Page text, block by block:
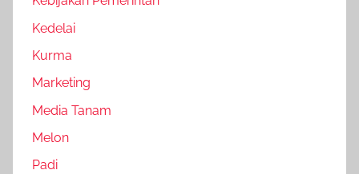
Kedelai
Kurma
Marketing
Media Tanam
Melon
Padi